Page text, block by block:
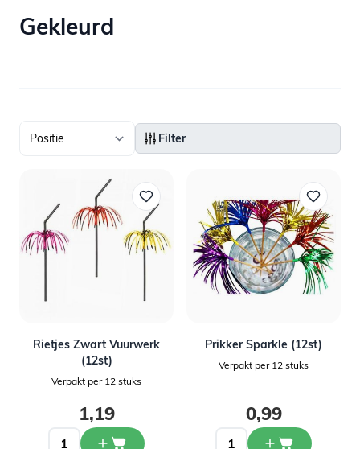
Gekleurd
Filter
Rietjes Zwart Vuurwerk
(12st)
Verpakt per 12 stuks
1,19
Prikker Sparkle (12st)
Verpakt per 12 stuks
0,99